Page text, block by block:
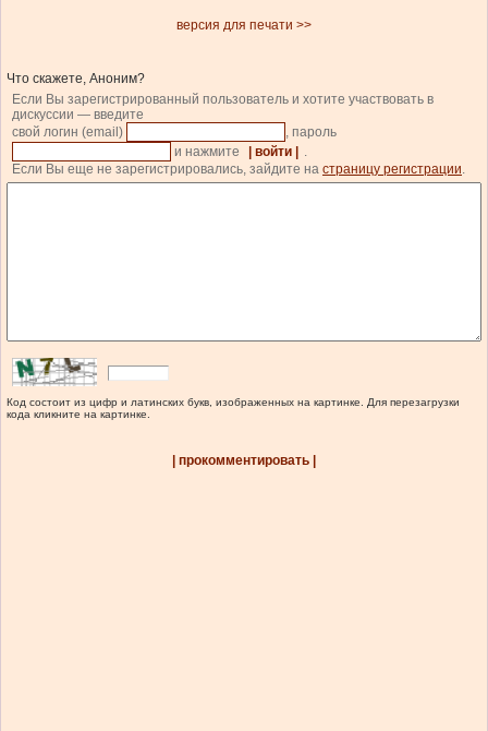
версия для печати >>
Что скажете, Аноним?
Если Вы зарегистрированный пользователь и хотите участвовать в
дискуссии — введите
свой логин (email)
, пароль
и нажмите
| войти |
.
Если Вы еще не зарегистрировались, зайдите на страницу регистрации.
Код состоит из цифр и латинских букв, изображенных на картинке. Для перезагрузки
кода кликните на картинке.
| прокомментировать |